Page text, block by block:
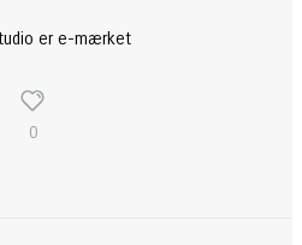
er e-mærket
0